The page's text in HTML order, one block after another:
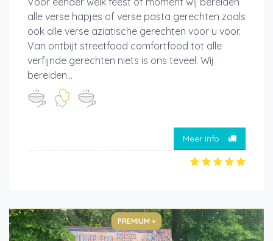
alle verse hapjes of verse pasta gerechten zoals
ook alle verse aziatische gerechten voor u voor.
Van ontbijt streetfood comfortfood tot alle
verfijnde gerechten niets is ons teveel. Wij
bereiden...
Meer info
PREMIUM +